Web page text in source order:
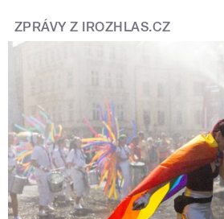
ZPRÁVY Z IROZHLAS.CZ